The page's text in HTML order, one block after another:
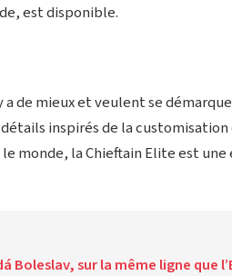
est disponible.
de mieux et veulent se
inspirés de la customisation
monde, la Chieftain Elite est
Boleslav, sur la même ligne que